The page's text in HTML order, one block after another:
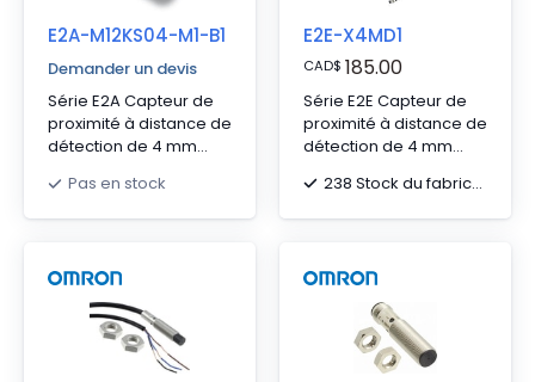
E2A-M12KS04-M1-B1
Demander un devis
Série E2A Capteur de
proximité à distance de
détection de 4 mm
4 broches
Pas en stock
E2E-X4MD1
CAD$ 185.00
Série E2E Capteur de
proximité à distance de
détection de 4 mm
de polyvinyle (PVC) de
2 m
238 Stock du fabricant